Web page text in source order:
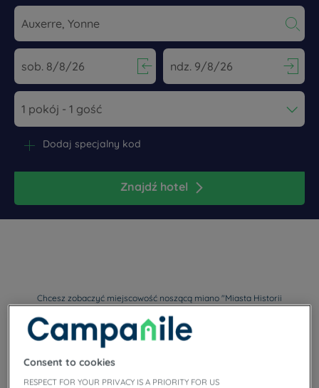
Navigate forward to interact with the calendar and select a
Navigate backward to interact
Znajdź hotel
Dodaj specjalny kod
Chcesz zobaczyć miejscowość noszącą miano "Miasta Historii
i Sztuki"? Przyjedź do Auxerre.
Nasze hotele Auxerre
Consent to cookies
RESPECT FOR YOUR PRIVACY IS A PRIORITY FOR US